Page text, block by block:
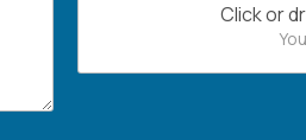
Click or